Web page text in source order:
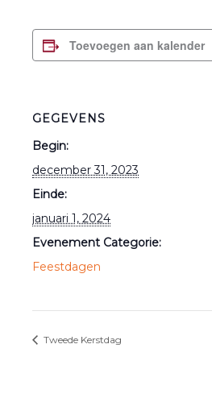
Toevoegen aan kalender
GEGEVENS
Begin:
december 31, 2023
Einde:
januari 1, 2024
Evenement Categorie:
Feestdagen
Tweede Kerstdag